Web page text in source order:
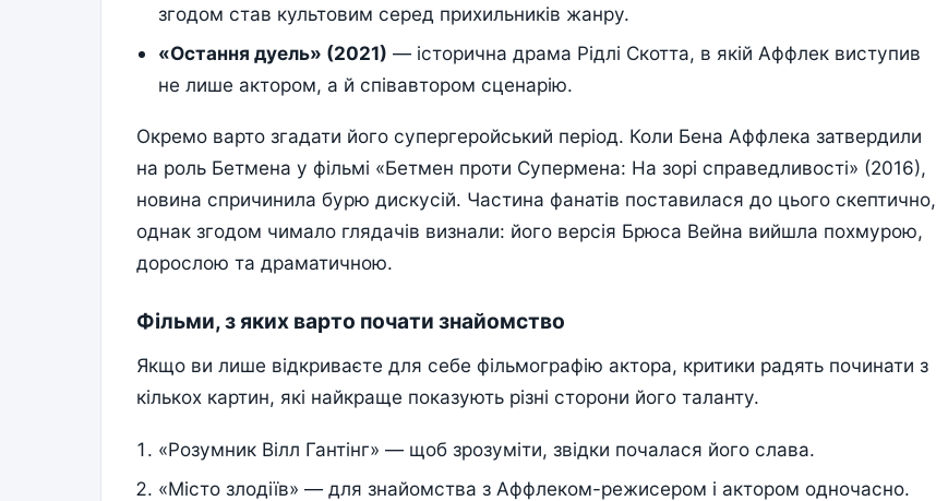
згодом став культовим серед прихильників жанру.
«Остання дуель» (2021) — історична драма Рідлі Скотта, в якій Аффлек виступив
не лише актором, а й співавтором сценарію.
Окремо варто згадати його супергеройський період. Коли Бена Аффлека затвердили
на роль Бетмена у фільмі «Бетмен проти Супермена: На зорі справедливості» (2016),
новина спричинила бурю дискусій. Частина фанатів поставилася до цього скептично,
однак згодом чимало глядачів визнали: його версія Брюса Вейна вийшла похмурою,
дорослою та драматичною.
Фільми, з яких варто почати знайомство
Якщо ви лише відкриваєте для себе фільмографію актора, критики радять починати з
кількох картин, які найкраще показують різні сторони його таланту.
«Розумник Вілл Гантінг» — щоб зрозуміти, звідки почалася його слава.
«Місто злодіїв» — для знайомства з Аффлеком-режисером і актором одночасно.